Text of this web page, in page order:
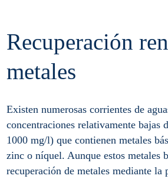
Recuperación
metales
Existen numerosas corrientes de
concentraciones relativamente bajas
1000 mg/l) que contienen metales
zinc o níquel. Aunque estos metales
recuperación de metales mediante la